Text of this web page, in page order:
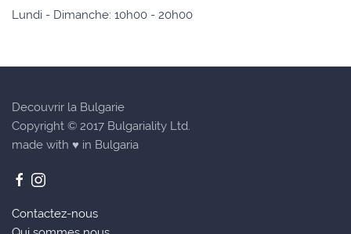
Lundi - Dimanche: 10h00 - 20h00
Decouvrir la Bulgarie
Copyright © 2017 Bulgariality Ltd.
made with ♥ in Bulgaria
Contactez-nous